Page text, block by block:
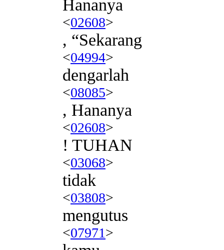
Hananya
<02608>
, “Sekarang
<04994>
dengarlah
<08085>
, Hananya
<02608>
! TUHAN
<03068>
tidak
<03808>
mengutus
<07971>